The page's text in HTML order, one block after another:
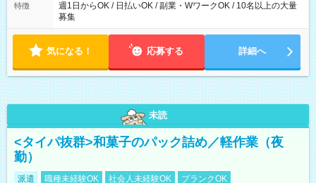
特徴
週1日からOK / 日払いOK / 副業・WワークOK / 10名以上の大量
募集
気になる！ 応募する 詳細へ
未読
<タイパ抜群>和菓子のパック詰め／軽作業（夜
勤）
派遣 職種未経験OK 社会人未経験OK
ブランクOK